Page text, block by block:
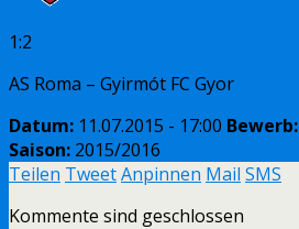
1:2
AS Roma – Gyirmót FC Gyor
Datum: 11.07.2015 - 17:00 Bewerb:
Saison: 2015/2016
Teilen TweetAnpinnen Mail SMS
Kommente sind geschlossen